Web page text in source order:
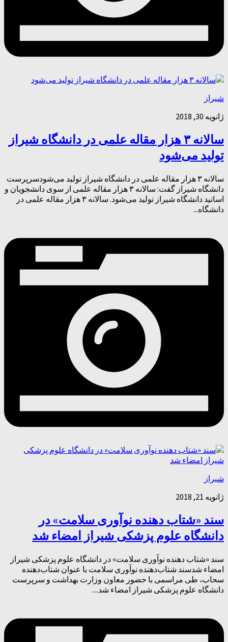
شیراز
ژانویه 30, 2018
سالانه ۳ هزار مقاله علمی در دانشگاه شیراز
تولید می‌شود
سالانه ۳ هزار مقاله علمی در دانشگاه شیراز تولید می‌شودسرپرست
دانشگاه شیراز گفت: سالانه ۳ هزار مقاله علمی از سوی دانشجویان و
اساتید دانشگاه شیراز تولید می‌شود. سالانه ۳ هزار مقاله علمی در
دانشگاه...
شیراز
ژانویه 21, 2018
سند «شتاب دهنده‌ نوآوری سلامت» در
دانشگاه علوم پزشکی شیراز امضاء شد
سند «شتاب دهنده‌ نوآوری سلامت» در دانشگاه علوم پزشکی شیراز
امضاء شدسند شتاب‌دهنده‌ نوآوری سلامت با عنوان شتاب‌دهنده‌
سحاب، طی مراسمی با حضور معاون وزارت بهداشت و سرپرست
دانشگاه علوم پزشکی شیراز امضاء شد....